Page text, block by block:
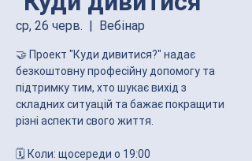
ср, 26 черв.
  |
Вебінар
🤝 Проект "Куди дивитися?" надає
безкоштовну професійну допомогу та
підтримку тим, хто шукає вихід з
складних ситуацій та бажає покращити
різні аспекти свого життя.
🗓 Коли: щосереди о 19:00